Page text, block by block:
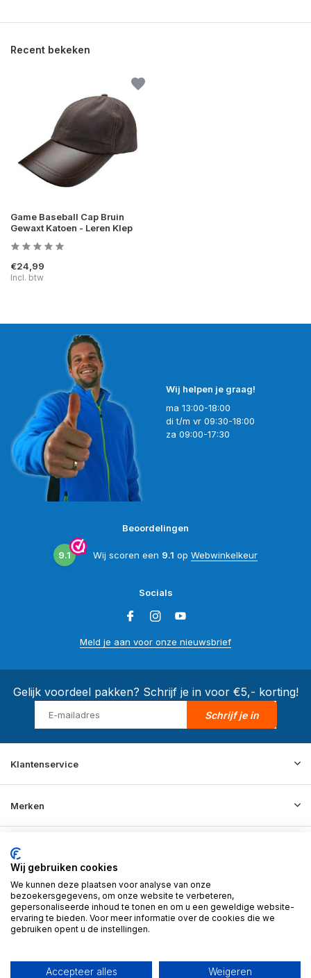
Recent bekeken
Game Baseball Cap Bruin
Gewaxt Katoen - Leren Klep
€24,99
Incl. btw
Wij helpen je graag!
ma 13:00-18:00
di t/m vr 09:30-18:00
za 09:00-17:30
Beoordelingen
9.1 Wij scoren een 9.1 op Webwinkelkeur
Socials
Meld je aan voor onze nieuwsbrief
Gelijk voordeel pakken? Schrijf je in voor €5,- korting!
Schrijf je in
Klantenservice
Merken
Informatie
Contact
© 2026 BD Store - Theme By
Wij gebruiken cookies
We kunnen deze plaatsen voor analyse van onze
bezoekersgegevens, om onze website te verbeteren,
gepersonaliseerde inhoud te tonen en om u een geweldige website-
ervaring te bieden. Voor meer informatie over de cookies die we
gebruiken opent u de instellingen.
Accepteer alles Weigeren